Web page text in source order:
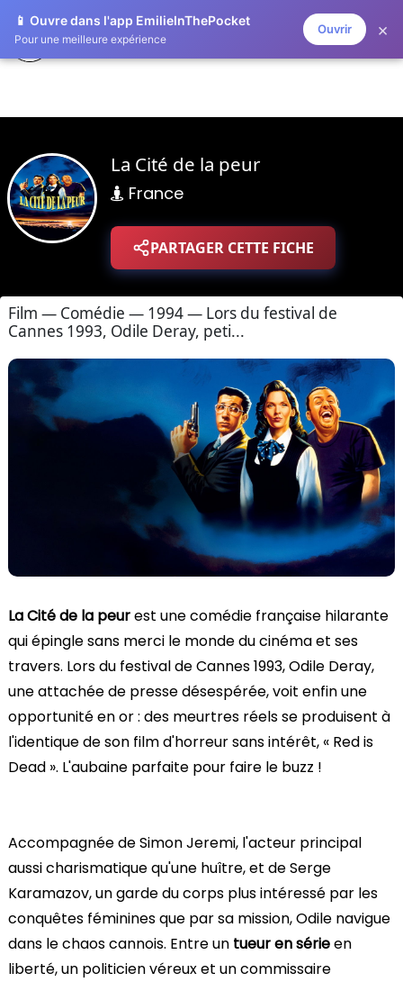
📱 Ouvre dans l'app EmilieInThePocket
Pour une meilleure expérience
Ouvrir ×
ZAPLISTOO
La Cité de la peur
France
PARTAGER CETTE FICHE
Film — Comédie — 1994 — Lors du festival de
Cannes 1993, Odile Deray, peti...
La Cité de la peurest une comédie française hilarante
qui épingle sans merci le monde du cinéma et ses
travers. Lors du festival de Cannes 1993, Odile Deray,
une attachée de presse désespérée, voit enfin une
opportunité en or : des meurtres réels se produisent à
l'identique de son film d'horreur sans intérêt, « Red is
Dead ». L'aubaine parfaite pour faire le buzz !
Accompagnée de Simon Jeremi, l'acteur principal
aussi charismatique qu'une huître, et de Serge
Karamazov, un garde du corps plus intéressé par les
conquêtes féminines que par sa mission, Odile navigue
dans le chaos cannois. Entre un tueur en sérieen
liberté, un politicien véreux et un commissaire